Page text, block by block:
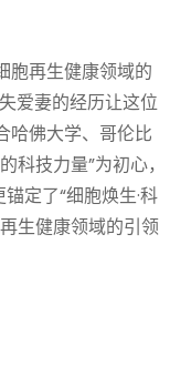
胞再生健康领域的
爱妻的经历让这位
哈佛大学、哥伦比
技力量”为初心，
定了“细胞焕生·科
生健康领域的引领